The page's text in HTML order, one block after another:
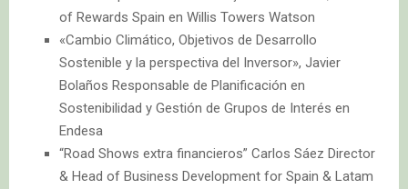
of Rewards Spain en Willis Towers Watson
«Cambio Climático, Objetivos de Desarrollo
Sostenible y la perspectiva del Inversor», Javier
Bolaños Responsable de Planificación en
Sostenibilidad y Gestión de Grupos de Interés en
Endesa
“Road Shows extra financieros” Carlos Sáez Director
& Head of Business Development for Spain & Latam